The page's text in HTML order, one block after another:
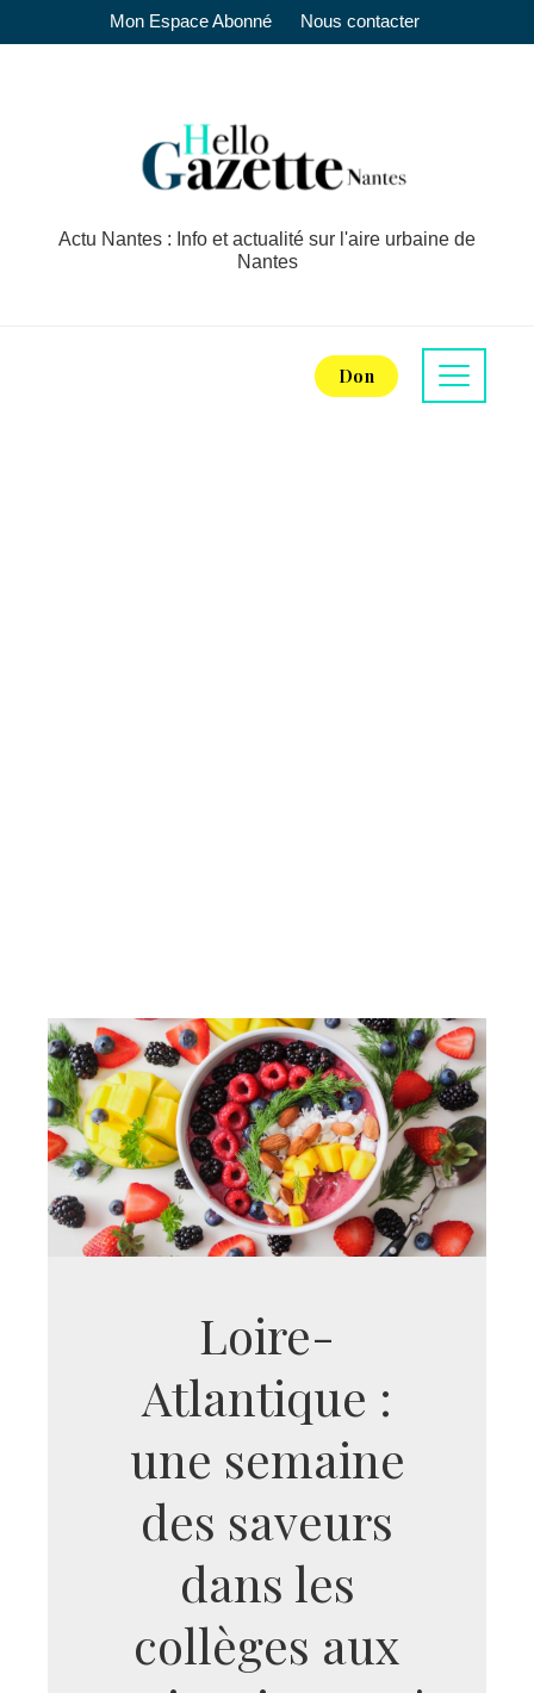
Mon Espace Abonné Nous contacter
Actu Nantes : Info et actualité sur l'aire urbaine de
Nantes
Don
Loire-
Atlantique :
une semaine
des saveurs
dans les
collèges aux